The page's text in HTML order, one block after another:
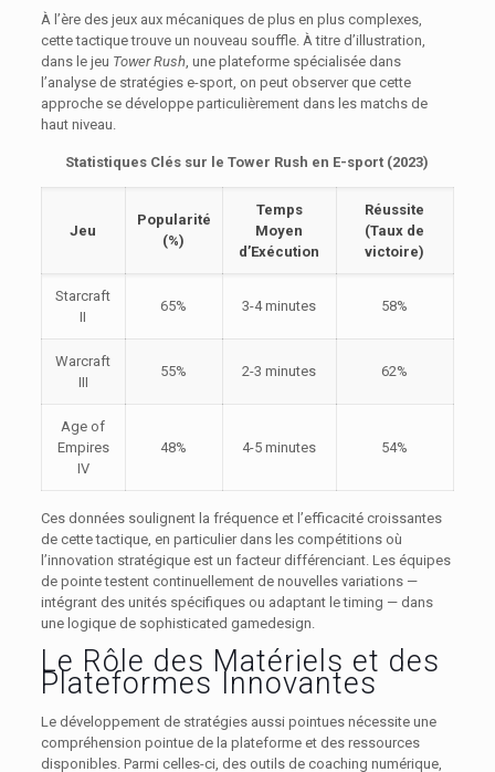
À l’ère des jeux aux mécaniques de plus en plus complexes,
cette tactique trouve un nouveau souffle. À titre d’illustration,
dans le jeu Tower Rush, une plateforme spécialisée dans
l’analyse de stratégies e-sport, on peut observer que cette
approche se développe particulièrement dans les matchs de
haut niveau.
Statistiques Clés sur le Tower Rush en E-sport (2023)
Jeu
Popularité
(%)
Temps
Moyen
d’Exécution
Réussite
(Taux de
victoire)
Starcraft
II
65% 3-4 minutes 58%
Warcraft
III
55% 2-3 minutes 62%
Age of
Empires
IV
48% 4-5 minutes 54%
Ces données soulignent la fréquence et l’efficacité croissantes
de cette tactique, en particulier dans les compétitions où
l’innovation stratégique est un facteur différenciant. Les équipes
de pointe testent continuellement de nouvelles variations —
intégrant des unités spécifiques ou adaptant le timing — dans
une logique de sophisticated gamedesign.
Le Rôle des Matériels et des
Plateformes Innovantes
Le développement de stratégies aussi pointues nécessite une
compréhension pointue de la plateforme et des ressources
disponibles. Parmi celles-ci, des outils de coaching numérique,